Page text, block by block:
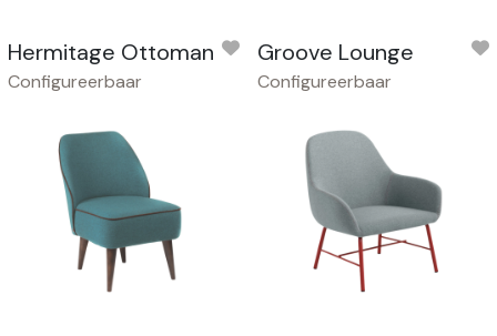
Hermitage Ottoman
Configureerbaar
Groove Lounge
Configureerbaar